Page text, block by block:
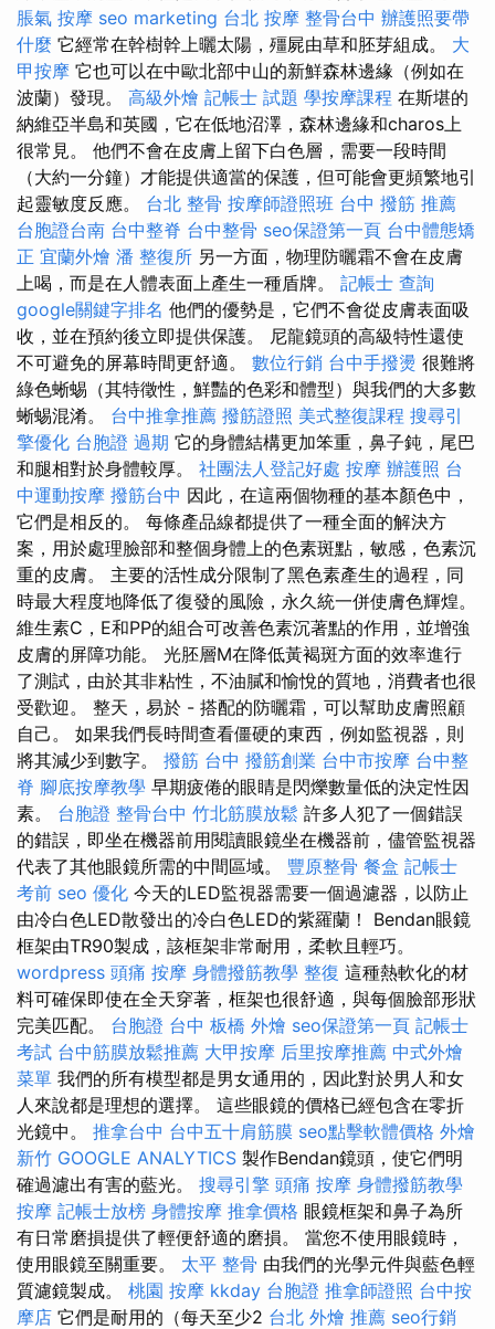
脹氣 按摩 seo marketing 台北 按摩 整骨台中 辦護照要帶
什麼 它經常在幹樹幹上曬太陽，殭屍由草和胚芽組成。 大
甲按摩 它也可以在中歐北部中山的新鮮森林邊緣（例如在
波蘭）發現。 高級外燴 記帳士 試題 學按摩課程 在斯堪的
納維亞半島和英國，它在低地沼澤，森林邊緣和charos上
很常見。 他們不會在皮膚上留下白色層，需要一段時間
（大約一分鐘）才能提供適當的保護，但可能會更頻繁地引
起靈敏度反應。 台北 整骨 按摩師證照班 台中 撥筋 推薦
台胞證台南 台中整脊 台中整骨 seo保證第一頁 台中體態矯
正 宜蘭外燴 潘 整復所 另一方面，物理防曬霜不會在皮膚
上喝，而是在人體表面上產生一種盾牌。 記帳士 查詢
google關鍵字排名 他們的優勢是，它們不會從皮膚表面吸
收，並在預約後立即提供保護。 尼龍鏡頭的高級特性還使
不可避免的屏幕時間更舒適。 數位行銷 台中手撥燙 很難將
綠色蜥蜴（其特徵性，鮮豔的色彩和體型）與我們的大多數
蜥蜴混淆。 台中推拿推薦 撥筋證照 美式整復課程 搜尋引
擎優化 台胞證 過期 它的身體結構更加笨重，鼻子鈍，尾巴
和腿相對於身體較厚。 社團法人登記好處 按摩 辦護照 台
中運動按摩 撥筋台中 因此，在這兩個物種的基本顏色中，
它們是相反的。 每條產品線都提供了一種全面的解決方
案，用於處理臉部和整個身體上的色素斑點，敏感，色素沉
重的皮膚。 主要的活性成分限制了黑色素產生的過程，同
時最大程度地降低了復發的風險，永久統一併使膚色輝煌。
維生素C，E和PP的組合可改善色素沉著點的作用，並增強
皮膚的屏障功能。 光胚層M在降低黃褐斑方面的效率進行
了測試，由於其非粘性，不油膩和愉悅的質地，消費者也很
受歡迎。 整天，易於 - 搭配的防曬霜，可以幫助皮膚照顧
自己。 如果我們長時間查看僵硬的東西，例如監視器，則
將其減少到數字。 撥筋 台中 撥筋創業 台中市按摩 台中整
脊 腳底按摩教學 早期疲倦的眼睛是閃爍數量低的決定性因
素。 台胞證 整骨台中 竹北筋膜放鬆 許多人犯了一個錯誤
的錯誤，即坐在機器前用閱讀眼鏡坐在機器前，儘管監視器
代表了其他眼鏡所需的中間區域。 豐原整骨 餐盒 記帳士
考前 seo 優化 今天的LED監視器需要一個過濾器，以防止
由冷白色LED散發出的冷白色LED的紫羅蘭！ Bendan眼鏡
框架由TR90製成，該框架非常耐用，柔軟且輕巧。
wordpress 頭痛 按摩 身體撥筋教學 整復 這種熱軟化的材
料可確保即使在全天穿著，框架也很舒適，與每個臉部形狀
完美匹配。 台胞證 台中 板橋 外燴 seo保證第一頁 記帳士
考試 台中筋膜放鬆推薦 大甲按摩 后里按摩推薦 中式外燴
菜單 我們的所有模型都是男女通用的，因此對於男人和女
人來說都是理想的選擇。 這些眼鏡的價格已經包含在零折
光鏡中。 推拿台中 台中五十肩筋膜 seo點擊軟體價格 外燴
新竹 GOOGLE ANALYTICS 製作Bendan鏡頭，使它們明
確過濾出有害的藍光。 搜尋引擎 頭痛 按摩 身體撥筋教學
按摩 記帳士放榜 身體按摩 推拿價格 眼鏡框架和鼻子為所
有日常磨損提供了輕便舒適的磨損。 當您不使用眼鏡時，
使用眼鏡至關重要。 太平 整骨 由我們的光學元件與藍色輕
質濾鏡製成。 桃園 按摩 kkday 台胞證 推拿師證照 台中按
摩店 它們是耐用的（每天至少2 台北 外燴 推薦 seo行銷